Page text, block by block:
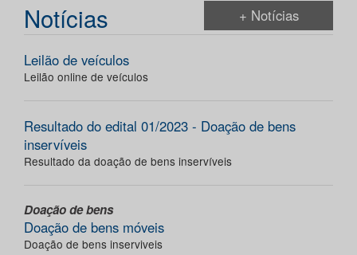
Notícias + Notícias
Leilão de veículos
Leilão online de veículos
Resultado do edital 01/2023 - Doação de bens
inservíveis
Resultado da doação de bens inservíveis
Doação de bens
Doação de bens móveis
Doação de bens inserviveis